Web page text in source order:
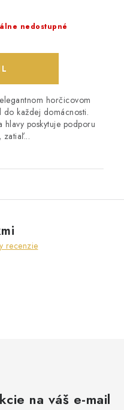
nedostupné
horčicovom
každej domácnosti.
hlavy poskytuje podporu
zatiaľ...
recenzie
na váš e-mail